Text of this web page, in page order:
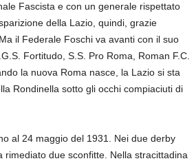
Fascista e con un generale rispettato
della Lazio, quindi, grazie
il Federale Foschi va avanti con il suo
Fortitudo, S.S. Pro Roma, Roman F.C.
la nuova Roma nasce, la Lazio si sta
Rondinella sotto gli occhi compiaciuti di
al 24 maggio del 1931. Nei due derby
due sconfitte. Nella stracittadina